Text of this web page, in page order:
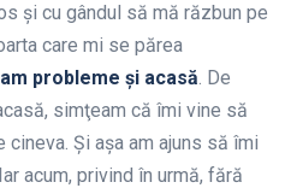
şi cu gândul să mă răzbun pe
care mi se părea
probleme şi acasă. De
simţeam că îmi vine să
Şi aşa am ajuns să îmi
acum, privind în urmă, fără